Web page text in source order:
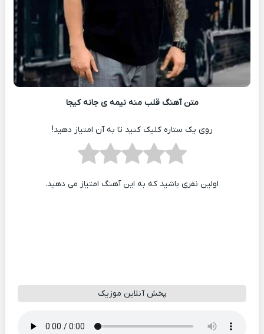
متن آهنگ قلب منه نیمه ی‌ جانه کیجا
روی یک ستاره کلیک کنید تا به آن امتیاز دهید!
اولین نفری باشید که به این آهنگ امتیاز می دهید.
پخش آنلاین موزیک